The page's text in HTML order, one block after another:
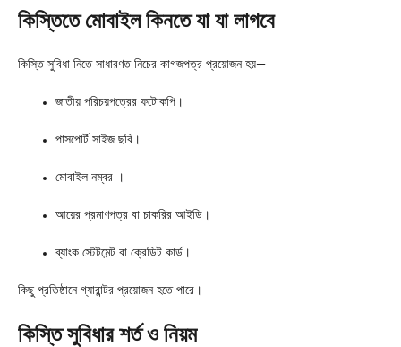
কিস্তিতে মোবাইল কিনতে যা যা লাগবে
কিস্তি সুবিধা নিতে সাধারণত নিচের কাগজপত্র প্রয়োজন হয়—
জাতীয় পরিচয়পত্রের ফটোকপি।
পাসপোর্ট সাইজ ছবি।
মোবাইল নম্বর ।
আয়ের প্রমাণপত্র বা চাকরির আইডি।
ব্যাংক স্টেটমেন্ট বা ক্রেডিট কার্ড।
কিছু প্রতিষ্ঠানে গ্যারান্টর প্রয়োজন হতে পারে।
কিস্তি সুবিধার শর্ত ও নিয়ম